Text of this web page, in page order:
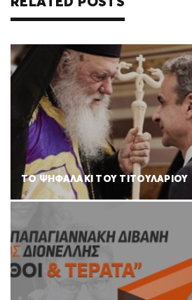
ΤΟ ΨΗΦΑΛΑΚΙ ΤΟΥ ΤΙΤΟΥΛΑΡΙΟΥ